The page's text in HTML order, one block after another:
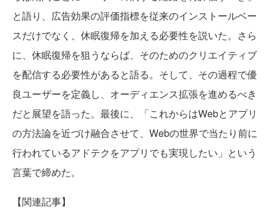
と語り、広告効果の評価指標を従来のインストールベー
スだけでなく、休眠復帰を加える必要性を説いた。さら
に、休眠復帰を狙うならば、そのためのクリエイティブ
を配信する必要性があると語る。そして、その過程で優
良ユーザーを定義し、オーディエンス拡張を進めるべき
だと展望を語った。最後に、「これからはWebとアプリ
の方法論を近づけ融合させて、Webの世界で当たり前に
行われているアドテクをアプリでも実現したい」という
言葉で締めた。
【関連記事】